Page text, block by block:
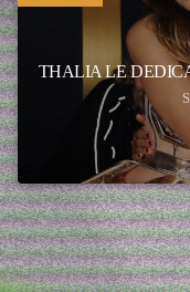
THALIA LE